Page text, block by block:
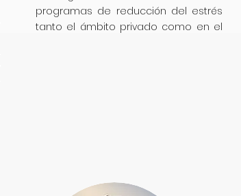
programas de reducción del estrés
tanto el ámbito privado como en el